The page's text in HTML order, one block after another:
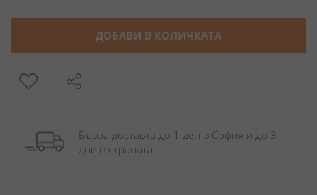
ДОБАВИ В КОЛИЧКАТА
Бърза доставка до 1 ден в София и до 3
дни в страната.